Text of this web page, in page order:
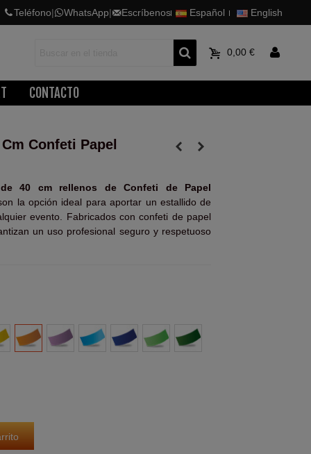
Teléfono| WhatsApp| Escríbenos Español English
0,00 €
CONTACTO
Confeti Papel
40 cm rellenos de Confeti de Papel
la opción ideal para aportar un estallido de
evento. Fabricados con confeti de papel
un uso profesional seguro y respetuoso
Naranja Morado
Azul
claro
Azul
Verde
claro
Verde
Oscuro